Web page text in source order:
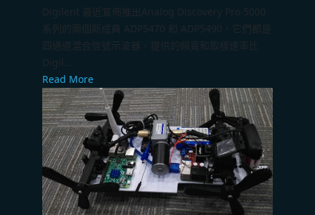
Digilent 最近宣佈推出Analog Discovery Pro 5000
系列的兩個新成員 ADP5470 和 ADP5490，它們都是
四通道混合信號示波器，提供的頻寬和取樣速率比
Digil...
Read More